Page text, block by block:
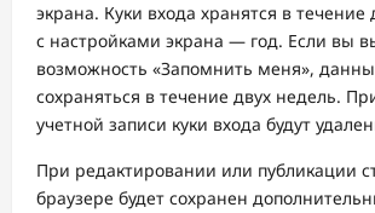
экрана. Куки входа хранятся в течение
с настройками экрана — год. Если вы
возможность «Запомнить меня»,
сохраняться в течение двух недель.
учетной записи куки входа будут
При редактировании или публикации
браузере будет сохранен